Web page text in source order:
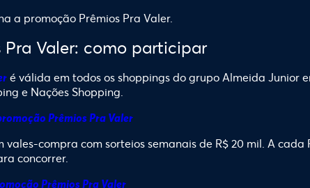
a promoção Prêmios Pra Valer.
Pra Valer: como participar
é válida em todos os shoppings do grupo Almeida Junior
e Nações Shopping.
Prêmios Pra Valer
vales-compra com sorteios semanais de R$ 20 mil. A
concorrer.
Prêmios Pra Valer